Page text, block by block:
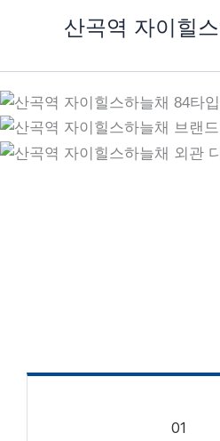
건
너
뛰
산곡역 자이힐
01